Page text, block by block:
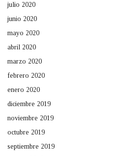
julio 2020
junio 2020
mayo 2020
abril 2020
marzo 2020
febrero 2020
enero 2020
diciembre 2019
noviembre 2019
octubre 2019
septiembre 2019